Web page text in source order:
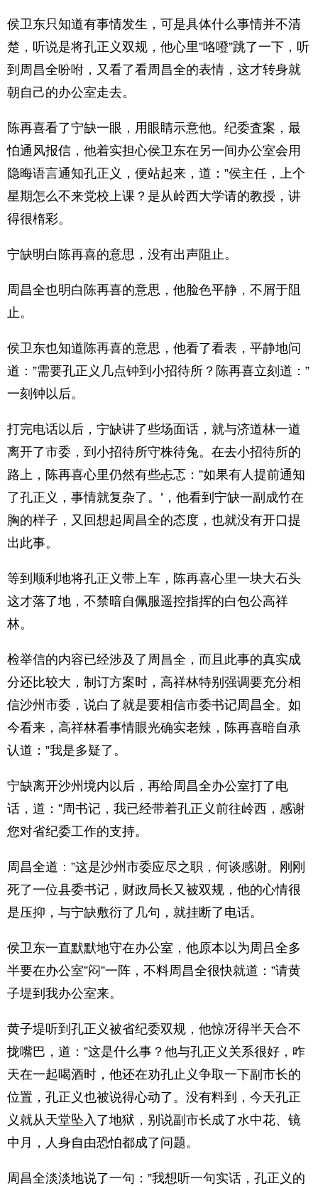
侯卫东只知道有事情发生，可是具体什么事情并不清
楚，听说是将孔正义双规，他心里”咯噔”跳了一下，听
到周昌全吩咐，又看了看周昌全的表情，这才转身就
朝自己的办公室走去。
陈再喜看了宁缺一眼，用眼睛示意他。纪委査案，最
怕通风报信，他着实担心侯卫东在另一间办公室会用
隐晦语言通知孔正义，便站起来，道：”侯主任，上个
星期怎么不来党校上课？是从岭西大学请的教授，讲
得很楕彩。
宁缺明白陈再喜的意思，没有出声阻止。
周昌全也明白陈再喜的意思，他脸色平静，不屑于阻
止。
侯卫东也知道陈再喜的意思，他看了看表，平静地问
道：”需要孔正义几点钟到小招待所？陈再喜立刻道：”
一刻钟以后。
打完电话以后，宁缺讲了些场面话，就与济道林一道
离开了市委，到小招待所守株待兔。在去小招待所的
路上，陈再喜心里仍然有些忐忑：”如果有人提前通知
了孔正义，事情就复杂了。’，他看到宁缺一副成竹在
胸的样子，又回想起周昌全的态度，也就没有开口提
出此事。
等到顺利地将孔正义带上车，陈再喜心里一块大石头
这才落了地，不禁暗自佩服遥控指挥的白包公高祥
林。
检举信的内容已经涉及了周昌全，而且此事的真实成
分还比较大，制订方案时，高祥林特别强调要充分相
信沙州市委，说白了就是要相信市委书记周昌全。如
今看来，高祥林看事情眼光确实老辣，陈再喜暗自承
认道：”我是多疑了。
宁缺离开沙州境内以后，再给周昌全办公室打了电
话，道：”周书记，我已经带着孔正义前往岭西，感谢
您对省纪委工作的支持。
周昌全道：”这是沙州市委应尽之职，何谈感谢。刚刚
死了一位县委书记，财政局长又被双规，他的心情很
是压抑，与宁缺敷衍了几句，就挂断了电话。
侯卫东一直默默地守在办公室，他原本以为周吕全多
半要在办公室”闷”一阵，不料周昌全很快就道：”请黄
子堤到我办公室来。
黄子堤听到孔正义被省纪委双规，他惊冴得半天合不
拢嘴巴，道：”这是什么事？他与孔正义关系很好，咋
天在一起喝酒时，他还在劝孔止义争取一下副市长的
位置，孔正义也被说得心动了。没有料到，今天孔正
义就从天堂坠入了地狱，别说副市长成了水中花、镜
中月，人身自由恐怕都成了问题。
周昌全淡淡地说了一句：”我想听一句实话，孔正义的